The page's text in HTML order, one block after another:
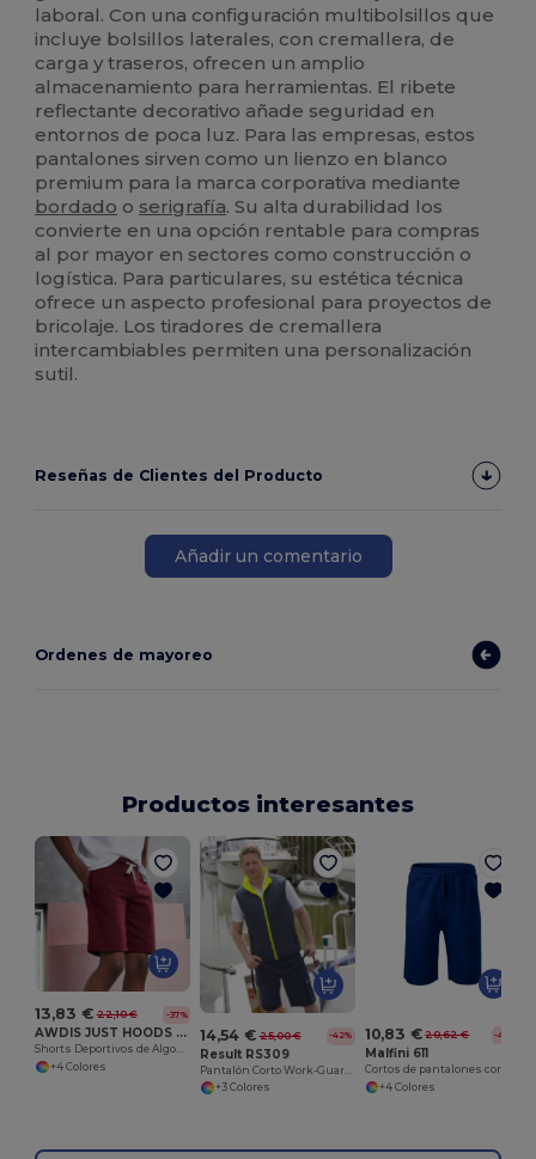
laboral. Con una configuración multibolsillos que
incluye bolsillos laterales, con cremallera, de
carga y traseros, ofrecen un amplio
almacenamiento para herramientas. El ribete
reflectante decorativo añade seguridad en
entornos de poca luz. Para las empresas, estos
pantalones sirven como un lienzo en blanco
premium para la marca corporativa mediante
bordado o serigrafía. Su alta durabilidad los
convierte en una opción rentable para compras
al por mayor en sectores como construcción o
logística. Para particulares, su estética técnica
ofrece un aspecto profesional para proyectos de
bricolaje. Los tiradores de cremallera
intercambiables permiten una personalización
sutil.
Reseñas de Clientes del Producto
Añadir un comentario
Ordenes de mayoreo
Productos interesantes
13,83 € 22,10 € -37%
AWDIS JUST HOODS JH080
Shorts Deportivos de Algodón con Bolsillos
+4 Colores
14,54 € 25,00 € -42%
Result RS309
+3 Colores
10,83 € 20,62 € -47%
Malfini 611
+4 Colores